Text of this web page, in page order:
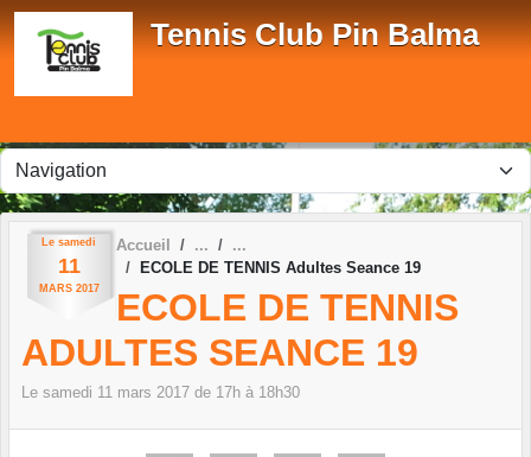
Tennis Club Pin Balma
Le samedi
11
MARS 2017
Accueil
ECOLE DE TENNIS Adultes Seance 19
ECOLE DE TENNIS
ADULTES SEANCE 19
Le samedi 11 mars 2017 de 17h à 18h30
Panneau de gestion des cookies